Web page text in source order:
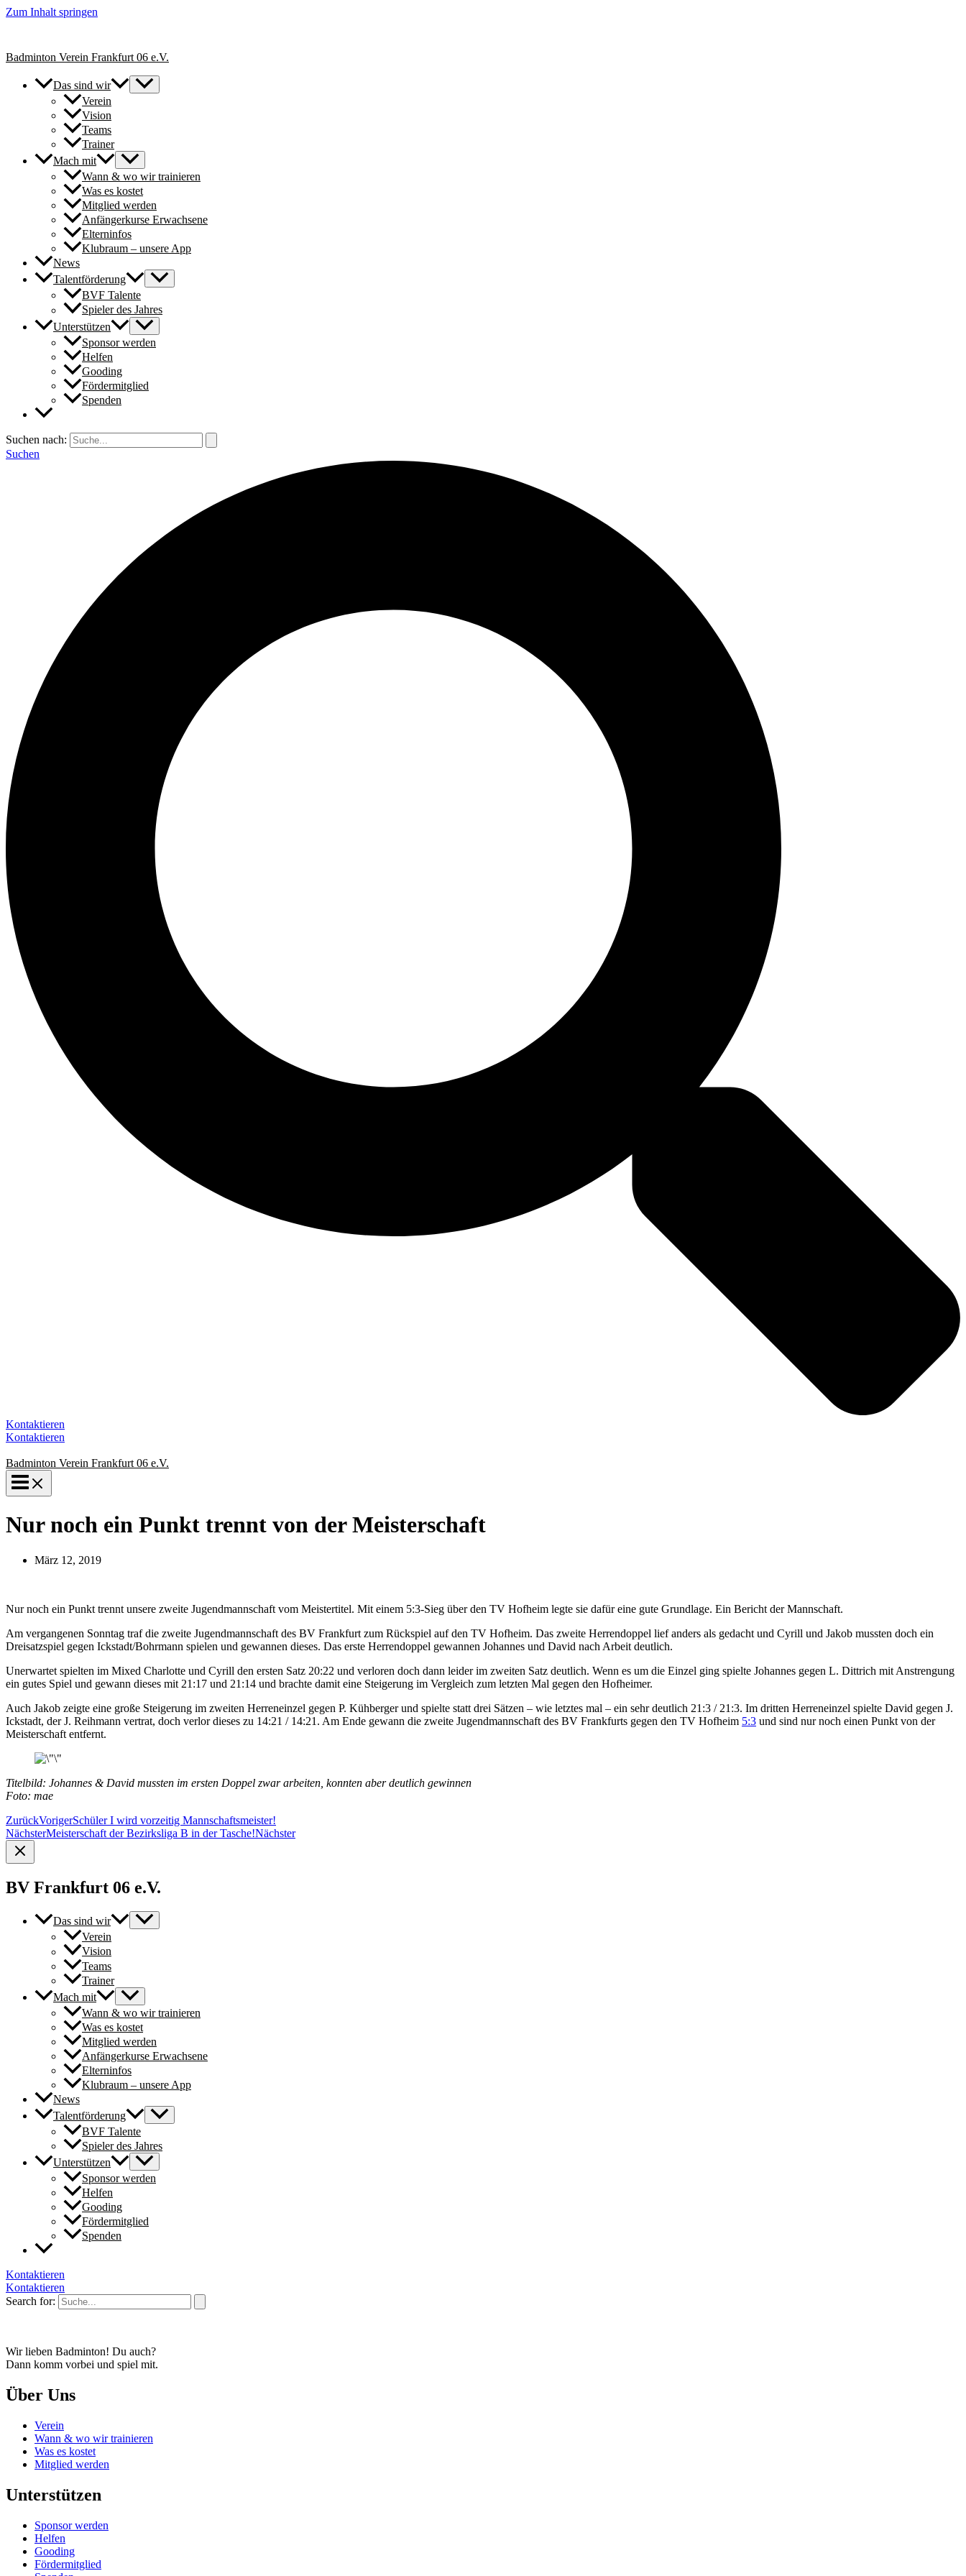
Zum Inhalt springen
Badminton Verein Frankfurt 06 e.V.
Das sind wir
Verein
Vision
Teams
Trainer
Mach mit
Wann & wo wir trainieren
Was es kostet
Mitglied werden
Anfängerkurse Erwachsene
Elterninfos
Klubraum – unsere App
News
Talentförderung
BVF Talente
Spieler des Jahres
Unterstützen
Sponsor werden
Helfen
Gooding
Fördermitglied
Spenden
Suchen nach:
Suchen
Kontaktieren
Kontaktieren
Badminton Verein Frankfurt 06 e.V.
Nur noch ein Punkt trennt von der Meisterschaft
März 12, 2019
Nur noch ein Punkt trennt unsere zweite Jugendmannschaft vom Meistertitel. Mit einem 5:3-Sieg über den TV Hofheim legte sie dafür eine gute Grundlage. Ein Bericht der Mannschaft.
Am vergangenen Sonntag traf die zweite Jugendmannschaft des BV Frankfurt zum Rückspiel auf den TV Hofheim. Das zweite Herrendoppel lief anders als gedacht und Cyrill und Jakob mussten doch ein
Dreisatzspiel gegen Ickstadt/Bohrmann spielen und gewannen dieses. Das erste Herrendoppel gewannen Johannes und David nach Arbeit deutlich.
Unerwartet spielten im Mixed Charlotte und Cyrill den ersten Satz 20:22 und verloren doch dann leider im zweiten Satz deutlich. Wenn es um die Einzel ging spielte Johannes gegen L. Dittrich mit Anstrengung
ein gutes Spiel und gewann dieses mit 21:17 und 21:14 und brachte damit eine Steigerung im Vergleich zum letzten Mal gegen den Hofheimer.
Auch Jakob zeigte eine große Steigerung im zweiten Herreneinzel gegen P. Kühberger und spielte statt drei Sätzen – wie letztes mal – ein sehr deutlich 21:3 / 21:3. Im dritten Herreneinzel spielte David gegen J.
Ickstadt, der J. Reihmann vertrat, doch verlor dieses zu 14:21 / 14:21. Am Ende gewann die zweite Jugendmannschaft des BV Frankfurts gegen den TV Hofheim 5:3 und sind nur noch einen Punkt von der
Meisterschaft entfernt.
Titelbild: Johannes & David mussten im ersten Doppel zwar arbeiten, konnten aber deutlich gewinnen
Foto: mae
ZurückVorigerSchüler I wird vorzeitig Mannschaftsmeister!
NächsterMeisterschaft der Bezirksliga B in der Tasche!Nächster
BV Frankfurt 06 e.V.
Das sind wir
Verein
Vision
Teams
Trainer
Mach mit
Wann & wo wir trainieren
Was es kostet
Mitglied werden
Anfängerkurse Erwachsene
Elterninfos
Klubraum – unsere App
News
Talentförderung
BVF Talente
Spieler des Jahres
Unterstützen
Sponsor werden
Helfen
Gooding
Fördermitglied
Spenden
Kontaktieren
Kontaktieren
Search for:
Wir lieben Badminton! Du auch?
Dann komm vorbei und spiel mit.
Über Uns
Verein
Wann & wo wir trainieren
Was es kostet
Mitglied werden
Unterstützen
Sponsor werden
Helfen
Gooding
Fördermitglied